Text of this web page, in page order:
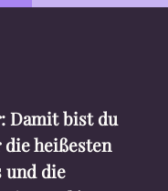
Damit bist du
heißesten
und die